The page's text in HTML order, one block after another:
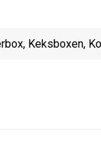
Keksboxen,